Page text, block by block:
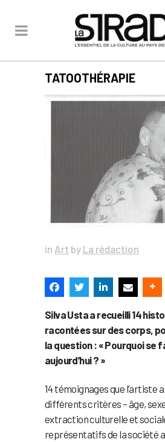
TATOOTHÉRAPIE
in Art by La rédaction
Silva Usta a recueilli 14
racontées sur des corps,
la question : « Pourquoi se
aujourd’hui ? »
14 témoignages que l’artiste
différents critères – âge,
extraction culturelle et
représentatifs de la société